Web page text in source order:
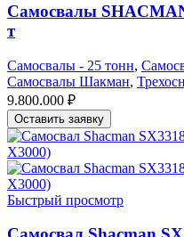
Самосвалы
т
Самосвалы - 25 тонн,
Самосвалы Шакман,
9.800.000 ₽
Оставить заявку
Быстрый просмотр